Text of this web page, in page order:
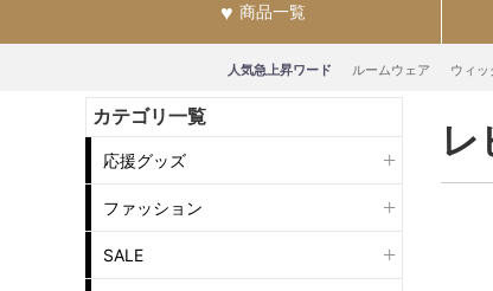
商品一覧
人気急上昇ワード ルームウェア ウィッ
カテゴリ一覧
応援グッズ
ファッション
SALE
レ